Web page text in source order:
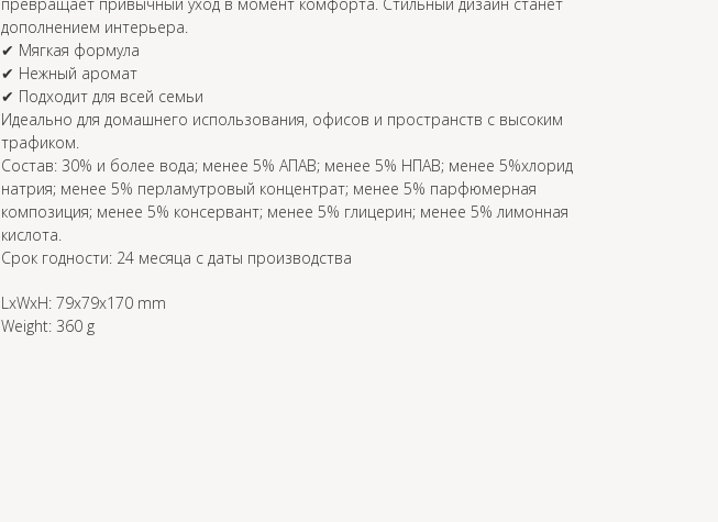
дополнением интерьера.
✔ Мягкая формула
✔ Нежный аромат
✔ Подходит для всей семьи
Идеально для домашнего использования, офисов и пространств с высоким
трафиком.
Состав: 30% и более вода; менее 5% АПАВ; менее 5% НПАВ; менее 5%хлорид
натрия; менее 5% перламутровый концентрат; менее 5% парфюмерная
композиция; менее 5% консервант; менее 5% глицерин; менее 5% лимонная
кислота.
Срок годности: 24 месяца с даты производства
LxWxH: 79x79x170 mm
Weight: 360 g